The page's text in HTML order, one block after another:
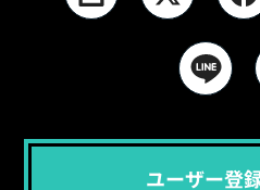
ユーザー登